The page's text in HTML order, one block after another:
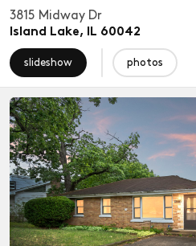
3815 Midway Dr
Island Lake, IL 60042
slideshow photos